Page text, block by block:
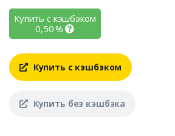
Купить с кэшбэком
0,50%
Купить с кэшбэком
Купить без кэшбэка